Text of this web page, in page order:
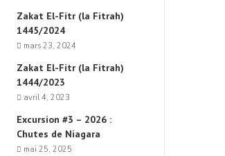
Zakat El-Fitr (la Fitrah)
1445/2024
mars 23, 2024
Zakat El-Fitr (la Fitrah)
1444/2023
avril 4, 2023
Excursion #3 – 2026 :
Chutes de Niagara
mai 25, 2025